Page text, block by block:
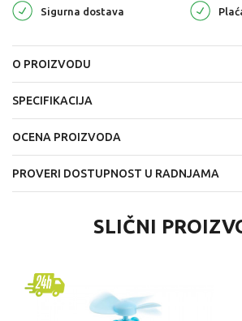
Sigurna dostava
O PROIZVODU
SPECIFIKACIJA
OCENA PROIZVODA
PROVERI DOSTUPNOST U RADNJAMA
SLIČNI